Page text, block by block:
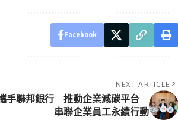
Facebook
NEXT ARTICLE
手聯邦銀行 推動企業減碳平台
串聯企業員工永續行動